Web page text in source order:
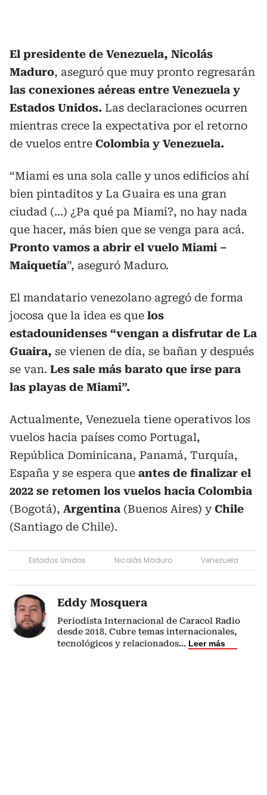
El presidente de Venezuela, Nicolás
Maduro, aseguró que muy pronto regresarán
las conexiones aéreas entre Venezuela y
Estados Unidos. Las declaraciones ocurren
mientras crece la expectativa por el retorno
de vuelos entre Colombia y Venezuela.
“Miami es una sola calle y unos edificios ahí
bien pintaditos y La Guaira es una gran
ciudad (...) ¿Pa qué pa Miami?, no hay nada
que hacer, más bien que se venga para acá.
Pronto vamos a abrir el vuelo Miami –
Maiquetía”, aseguró Maduro.
El mandatario venezolano agregó de forma
jocosa que la idea es que los
estadounidenses “vengan a disfrutar de La
Guaira, se vienen de día, se bañan y después
se van. Les sale más barato que irse para
las playas de Miami”.
Actualmente, Venezuela tiene operativos los
vuelos hacia países como Portugal,
República Dominicana, Panamá, Turquía,
España y se espera que antes de finalizar el
2022 se retomen los vuelos hacia Colombia
(Bogotá), Argentina (Buenos Aires) yChile
(Santiago de Chile).
Estados Unidos Nicolás Maduro Venezuela
Eddy Mosquera
Periodista Internacional de Caracol Radio
desde 2018. Cubre temas internacionales,
tecnológicos y relacionados... Leer más